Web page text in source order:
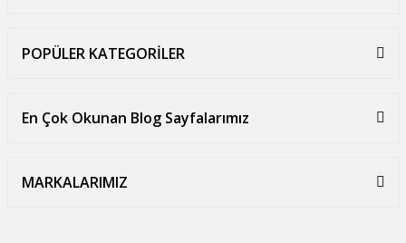
POPÜLER KATEGORİLER
En Çok Okunan Blog Sayfalarımız
MARKALARIMIZ